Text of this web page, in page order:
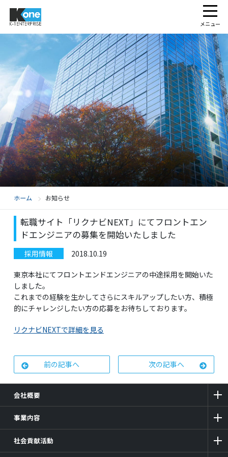
メニュー
ホーム お知らせ
転職サイト「リクナビNEXT」にてフロントエン
ドエンジニアの募集を開始いたしました
採用情報 2018.10.19
東京本社にてフロントエンドエンジニアの中途採用を開始いた
しました。
これまでの経験を生かしてさらにスキルアップしたい方、積極
的にチャレンジしたい方の応募をお待ちしております。
リクナビNEXTで詳細を見る
前の記事へ 次の記事へ
会社概要
事業内容
社会貢献活動